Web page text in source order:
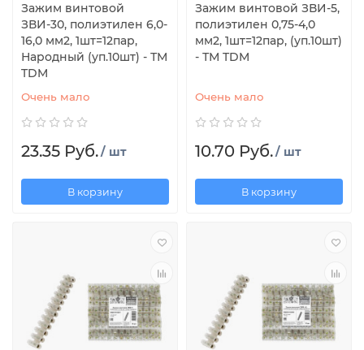
Зажим винтовой
ЗВИ-30, полиэтилен 6,0-
16,0 мм2, 1шт=12пар,
Народный (уп.10шт) - ТМ
TDM
Очень мало
23.35 Руб./ шт
В корзину
Зажим винтовой ЗВИ-5,
полиэтилен 0,75-4,0
мм2, 1шт=12пар, (уп.10шт)
- ТМ TDM
Очень мало
10.70 Руб./ шт
В корзину